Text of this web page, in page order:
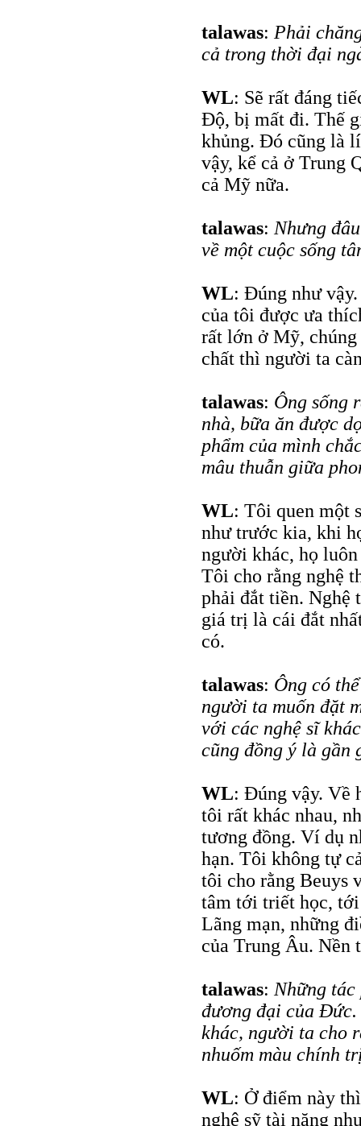
talawas: Phải
cả trong thời đại
WL: Sẽ rất đáng
Độ, bị mất đi. Thế
khủng. Đó cũng là
vậy, kể cả ở Trung
cả Mỹ nữa.
talawas: Nhưng
về một cuộc sống
WL: Đúng như
của tôi được ưa
rất lớn ở Mỹ, chúng
chất thì người ta
talawas: Ông sống
nhà, bữa ăn được
phẩm của mình
mâu thuẫn giữa
WL: Tôi quen một
như trước kia, khi
người khác, họ
Tôi cho rằng nghệ
phải đắt tiền. Nghệ
giá trị là cái đắt
có.
talawas: Ông có
người ta muốn đặt
với các nghệ sĩ
cũng đồng ý là gần
WL: Đúng vậy. Về
tôi rất khác nhau,
tương đồng. Ví dụ
hạn. Tôi không tự
tôi cho rằng Beuys
tâm tới triết học,
Lãng mạn, những
của Trung Âu. Nền
talawas: Những
đương đại của
khác, người ta cho
nhuốm màu chính
WL: Ở điểm này
nghệ sỹ tài năng